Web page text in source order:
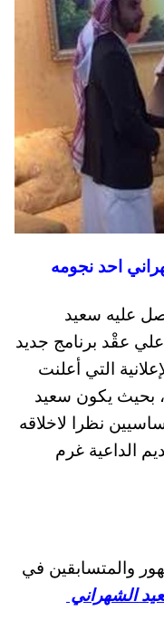
احد نجومه
عليه سعيد
علي عقْد برنامج جديد
التي أعلنت
بحيث يكون سعيد
نظرا لاخلاقه
الداعية غرم
والمتسابقين في
الشهراني